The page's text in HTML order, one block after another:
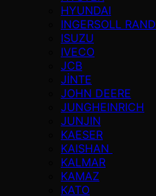
HYUNDAI
INGERSOLL RAND
ISUZU
IVECO
JCB
JİNTE
JOHN DEERE
JUNGHEINRICH
JUNJIN
KAESER
KAISHAN
KALMAR
KAMAZ
KATO